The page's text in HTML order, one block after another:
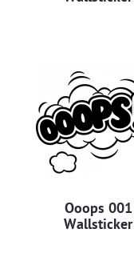
Ooops 001
Wallsticker